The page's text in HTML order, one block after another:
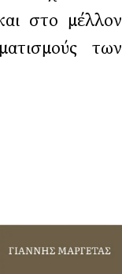
στο μέλλον
των